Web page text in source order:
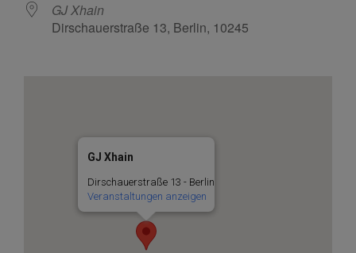
GJ Xhain
Dirschauerstraße 13, Berlin, 10245
GJ Xhain
Dirschauerstraße 13 - Berlin
Veranstaltungen anzeigen